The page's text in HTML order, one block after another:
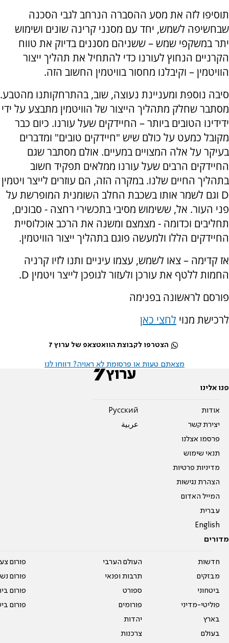
תוסיפו לזה את מסע ההסברה הנרחב לגבי הסכנה
שבחשיפה לשמש, יחד עם מסנני קרינה שונים ושימוש
יתר במשקפי שמש – ששניהם מסננים בדיוק את טווח
הקרניים הנחוץ לעורנו כדי להתחיל את תהליך ייצור
הוויטמין – וקיבלנו מחסור בוויטמין החשוב הזה.
סיבה נוספת ומעניינת נעוצה, שוב, בהתרחקותנו מהטבע.
מסתבר שחלק מתהליך הייצור של הוויטמין מתבצע על ידי
ידידינו הטובים ביותר – החיידקים שעל עורנו. כיום כבר
מקובל כמעט על כולם שיש "חיידקים טובים" ומדברים
בעיקר על אלה המצויים במעיים. אולם מסתבר שגם
החיידקים הרבים שעל עורנו ממלאים תפקיד חשוב
בתהליך החיים שלנו. במקרה הזה, הם עוזרים לייצר ויטמין
D וגם לשמר אותו בשכבת החלב השומנית המופרשת על
פני העור. אל, ששימוש מסיבי בתכשירי רחצה - סבונים,
תחליבים וכדומה - מצמצם ומשנה את הרכב אוכלוסיית
החיידקים הללו ולמעשה פוגם בתהליך ייצור הוויטמין.
אז קדימה – צאו לשמש, עצמו עיניים ותנו לזיו קרניה
החמות ללטף את עורכן ולעזור לגופכן לייצר ויטמין D.
פורסם לראשונה בפנימה
לרכישת מנוי לחצי כאן
הצטרפו לקבוצת הוואטצאפ של ערוץ 7
מצאתם טעות או פרסומת לא ראויה? דווחו לנו
פנו אלינו
אודות
יצירת קשר
פרסמו אצלנו
תנאי שימוש
מדיניות פרטיות
הצהרת נגישות
המייל האדום
עברית
English
Pусский
عربية
מדורים
חדשות
מבזקים
ביטחוני
פוליטי-מדיני
בארץ
בעולם
העולם הערבי
תרבות ופנאי
ספורט
פורומים
יהדות
צרכנות
פורום
פורום
פורום
פורום